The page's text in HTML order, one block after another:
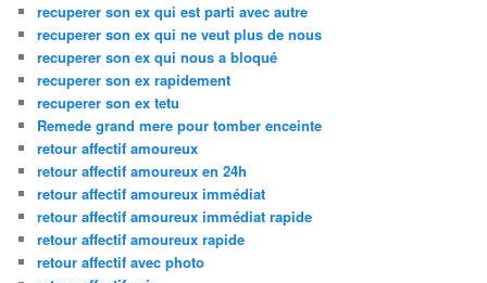
recuperer son ex qui est parti avec autre
recuperer son ex qui ne veut plus de nous
recuperer son ex qui nous a bloqué
recuperer son ex rapidement
recuperer son ex tetu
Remede grand mere pour tomber enceinte
retour affectif amoureux
retour affectif amoureux en 24h
retour affectif amoureux immédiat
retour affectif amoureux immédiat rapide
retour affectif amoureux rapide
retour affectif avec photo